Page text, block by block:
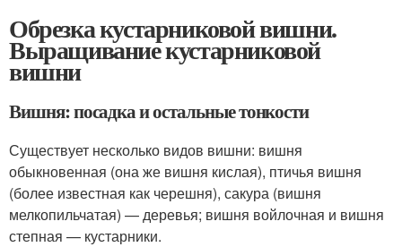
Обрезка кустарниковой вишни.
Выращивание кустарниковой
вишни
Вишня: посадка и остальные тонкости
Существует несколько видов вишни: вишня
обыкновенная (она же вишня кислая), птичья вишня
(более известная как черешня), сакура (вишня
мелкопильчатая) — деревья; вишня войлочная и вишня
степная — кустарники.